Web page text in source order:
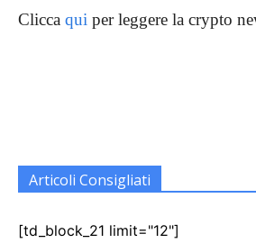
Clicca qui per leggere la crypto
Articoli Consigliati
[td_block_21 limit="12"]